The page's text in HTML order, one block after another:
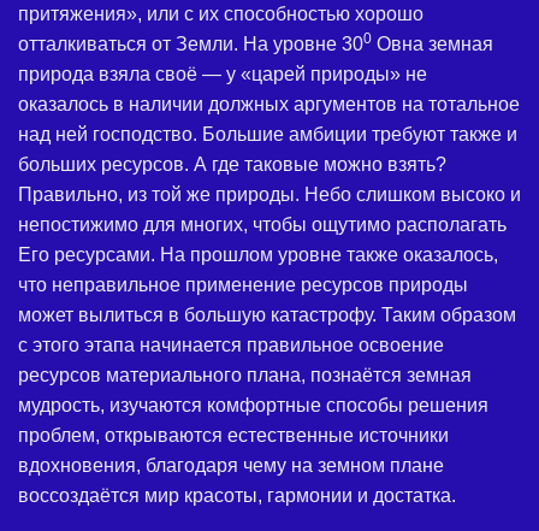
притяжения», или с их способностью хорошо
отталкиваться от Земли. На уровне 300 Овна земная
природа взяла своё — у «царей природы» не
оказалось в наличии должных аргументов на тотальное
над ней господство. Большие амбиции требуют также и
больших ресурсов. А где таковые можно взять?
Правильно, из той же природы. Небо слишком высоко и
непостижимо для многих, чтобы ощутимо располагать
Его ресурсами. На прошлом уровне также оказалось,
что неправильное применение ресурсов природы
может вылиться в большую катастрофу. Таким образом
с этого этапа начинается правильное освоение
ресурсов материального плана, познаётся земная
мудрость, изучаются комфортные способы решения
проблем, открываются естественные источники
вдохновения, благодаря чему на земном плане
воссоздаётся мир красоты, гармонии и достатка.